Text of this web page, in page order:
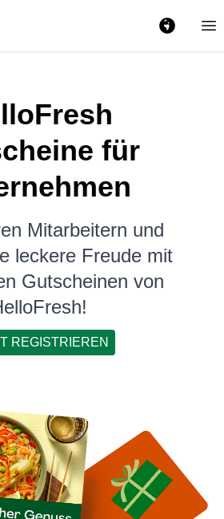
für
Mitarbeitern und
leckere Freude mit
Gutscheinen von
JETZT REGISTRIEREN